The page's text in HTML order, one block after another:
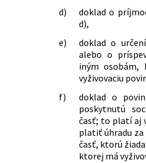
d)
doklad o
d),
e)
doklad o
alebo o
iným
vyživovaciu
f)
doklad o
poskytnutú
časť; to platí aj
platiť úhradu za
časť, ktorú
ktorej má